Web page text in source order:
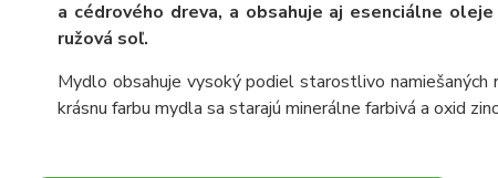
a cédrového dreva, a obsahuje aj esenciálne
ružová soľ.
Mydlo obsahuje vysoký podiel starostlivo namiešaných
krásnu farbu mydla sa starajú minerálne farbivá a oxid